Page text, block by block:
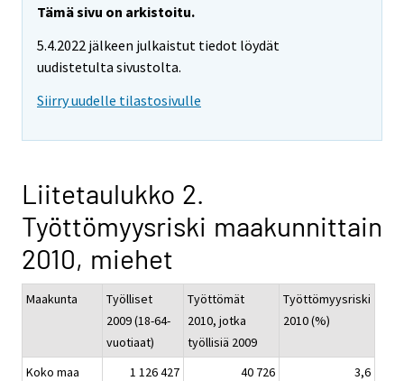
Tämä sivu on arkistoitu.
5.4.2022 jälkeen julkaistut tiedot löydät
uudistetulta sivustolta.
Siirry uudelle tilastosivulle
Liitetaulukko 2.
Työttömyysriski maakunnittain
2010, miehet
Maakunta
Työlliset
2009 (18-64-
vuotiaat)
Työttömät
2010, jotka
työllisiä 2009
Työttömyysriski
2010 (%)
Koko maa 1 126 427 40 726
3,6